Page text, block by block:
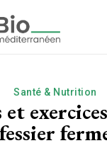
Santé & Nutrition
et
fessier